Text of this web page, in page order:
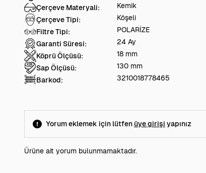
Çerçeve Materyali:
Kemik
Çerçeve Tipi:
Köşeli
Filtre Tipi:
POLARİZE
Garanti Süresi:
24 Ay
Köprü Ölçüsü:
18 mm
Sap Ölçüsü:
130 mm
Barkod:
3210018778465
Yorum eklemek için lütfen üye girişi yapınız
Ürüne ait yorum bulunmamaktadır.